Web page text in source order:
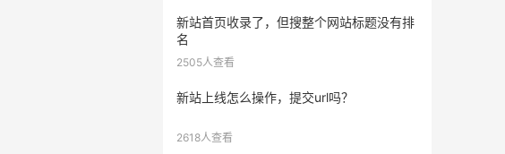
新站首页收录了，但搜整个网站标题没有排
名
2505人查看
新站上线怎么操作，提交url吗？
2618人查看